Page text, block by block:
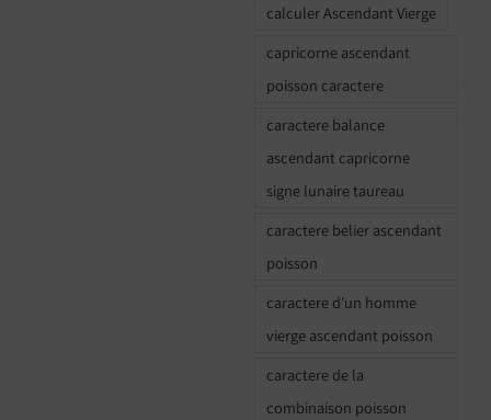
calculer Ascendant Vierge
capricorne ascendant
poisson caractere
caractere balance
ascendant capricorne
signe lunaire taureau
caractere belier ascendant
poisson
caractere d'un homme
vierge ascendant poisson
caractere de la
combinaison poisson